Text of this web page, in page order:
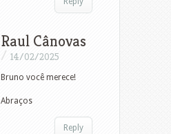
Raul Cânovas
/ 14/02/2025
Bruno você merece!
Abraços
Reply